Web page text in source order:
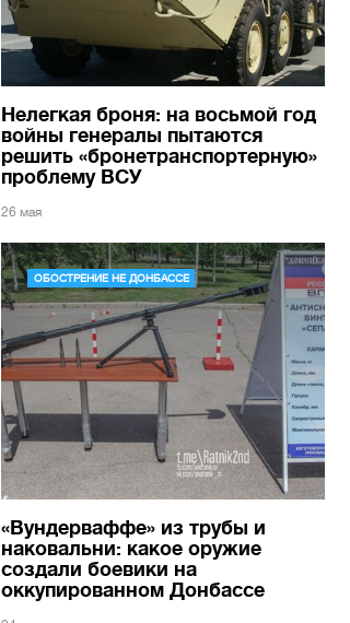
Нелегкая броня: на восьмой год
войны генералы пытаются
решить «бронетранспортерную»
проблему ВСУ
26 мая
ОБОСТРЕНИЕ НЕ ДОНБАССЕ
«Вундерваффе» из трубы и
наковальни: какое оружие
создали боевики на
оккупированном Донбассе